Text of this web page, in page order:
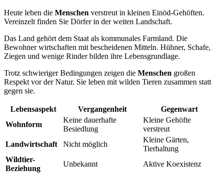
Heute leben die Menschen verstreut in kleinen Einöd-Gehöften.
Vereinzelt finden Sie Dörfer in der weiten Landschaft.
Das Land gehört dem Staat als kommunales Farmland. Die
Bewohner wirtschaften mit bescheidenen Mitteln. Hühner, Schafe,
Ziegen und wenige Rinder bilden ihre Lebensgrundlage.
Trotz schwieriger Bedingungen zeigen die Menschen großen
Respekt vor der Natur. Sie leben mit wilden Tieren zusammen statt
gegen sie.
Lebensaspekt Vergangenheit
Gegenwart
Wohnform
Keine dauerhafte
Besiedlung
Kleine Gehöfte
verstreut
Landwirtschaft
Nicht möglich
Kleine Gärten,
Tierhaltung
Wildtier-
Beziehung
Unbekannt Aktive Koexistenz